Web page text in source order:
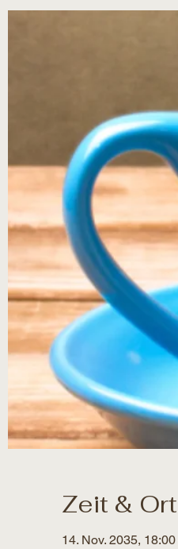
Zeit & Ort
14. Nov. 2035,